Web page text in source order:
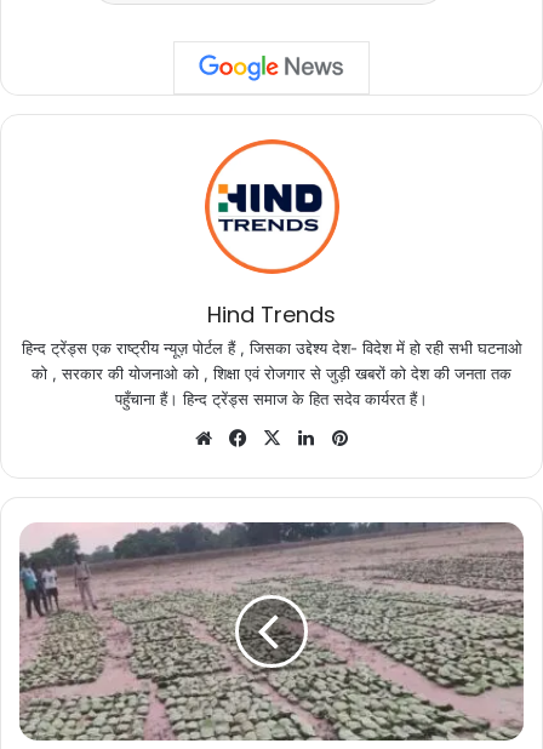
Hind Trends
हिन्द ट्रेंड्स एक राष्ट्रीय न्यूज़ पोर्टल हैं , जिसका उद्देश्य देश- विदेश में हो रही सभी घटनाओ
को , सरकार की योजनाओ को , शिक्षा एवं रोजगार से जुड़ी खबरों को देश की जनता तक
पहुँचाना हैं। हिन्द ट्रेंड्स समाज के हित सदेव कार्यरत हैं।
WebsiteFacebook
X LinkedIn
छत्तीसगढ़
में
अब
तक
तीन
चौथाई
तेंदूपत्ता
संग्रहण
का